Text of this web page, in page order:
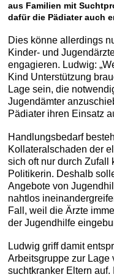
aus Familien mit
dafür die Pädiater auch
Dies könne allerdings
Kinder- und
engagieren. Ludwig:
Kind Unterstützung
Lage sein, die
Jugendämter
Pädiater ihren Einsatz
Handlungsbedarf
Kollateralschaden der
sich oft nur durch Zufall
Politikerin. Deshalb
Angebote von
nahtlos
Fall, weil die Ärzte
der Jugendhilfe
Ludwig griff damit
Arbeitsgruppe zur Lage
suchtkranker Eltern